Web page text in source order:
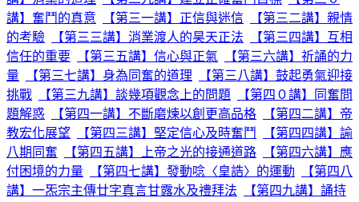
講】奮鬥的真意
【第三一講】正信與迷信
【第三二講】親情
的考驗
【第三三講】消業渡人的昊天正法
【第三四講】互相
信任的重要
【第三五講】信心與正氣
【第三六講】祈誦的力
量
【第三七講】身為同奮的道理
【第三八講】鼓起勇氣迎接
挑戰
【第三九講】談幾項觀念上的問題
【第四０講】同奮問
題解惑
【第四一講】不斷磨煉以創更高品格
【第四二講】帝
教宏化展望
【第四三講】堅定信心及時奮鬥
【第四四講】諭
八期同奮
【第四五講】上帝之光的接通道路
【第四六講】應
付困境的力量
【第四七講】發動唸〈皇誥〉的運動
【第四八
講】一炁宗主傳廿字真言甘露水及禮拜法
【第四九講】誦持